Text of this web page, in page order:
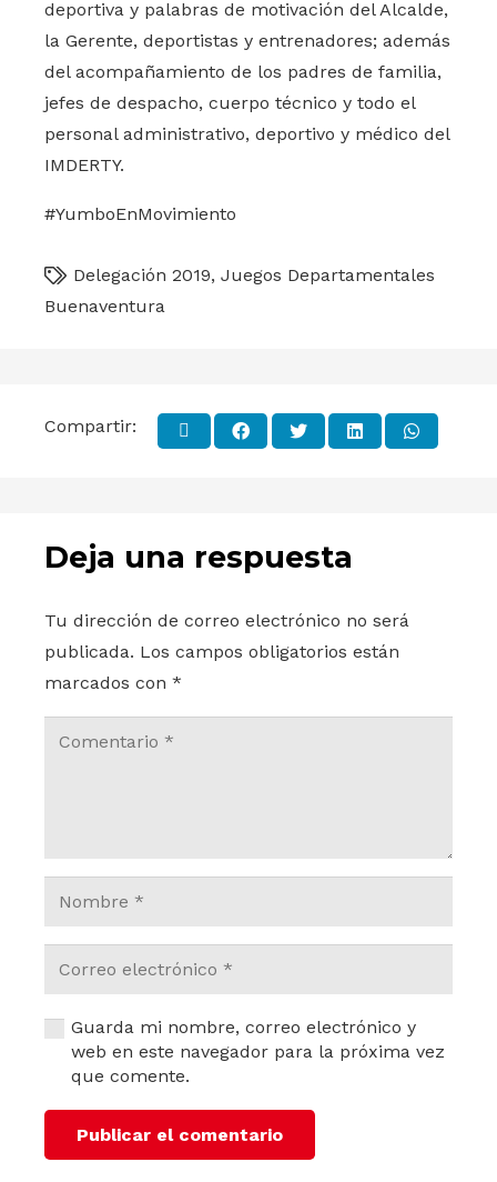
deportiva y palabras de motivación del Alcalde,
la Gerente, deportistas y entrenadores; además
del acompañamiento de los padres de familia,
jefes de despacho, cuerpo técnico y todo el
personal administrativo, deportivo y médico del
IMDERTY.
#YumboEnMovimiento
Delegación 2019,Juegos Departamentales
Buenaventura
Compartir:
Deja una respuesta
Tu dirección de correo electrónico no será
publicada. Los campos obligatorios están
marcados con *
Guarda mi nombre, correo electrónico y
web en este navegador para la próxima vez
que comente.
Publicar el comentario